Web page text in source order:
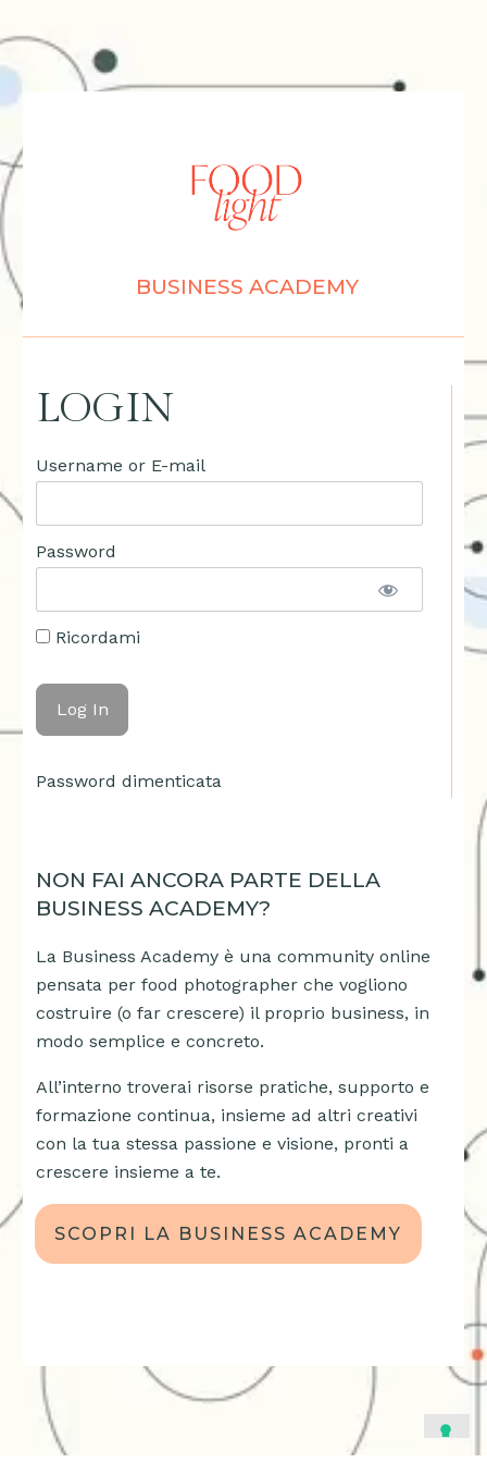
BUSINESS ACADEMY
LOGIN
Username or E-mail
Password
Ricordami
Password dimenticata
NON FAI ANCORA PARTE DELLA
BUSINESS ACADEMY?
La Business Academy è una community online
pensata per food photographer che vogliono
costruire (o far crescere) il proprio business, in
modo semplice e concreto.
All’interno troverai risorse pratiche, supporto e
formazione continua, insieme ad altri creativi
con la tua stessa passione e visione, pronti a
crescere insieme a te.
SCOPRI LA BUSINESS ACADEMY